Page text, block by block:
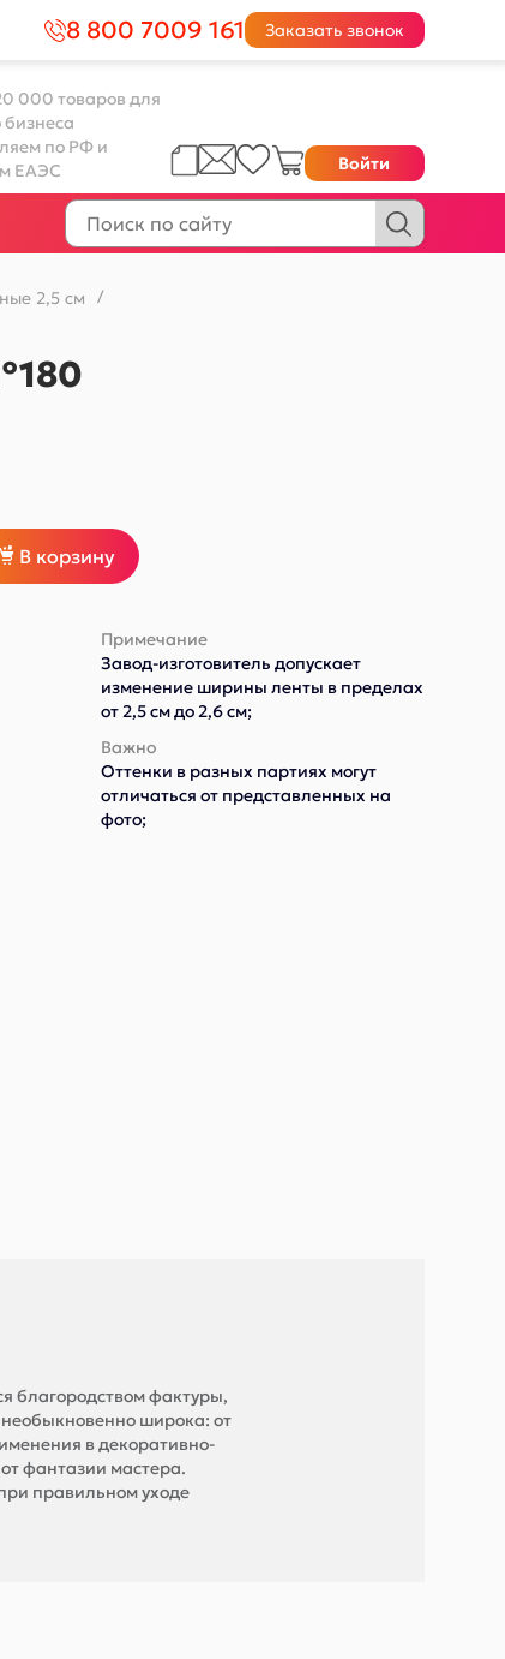
8 800 7009 161 Заказать звонок
000 товаров для
по РФ и
ЕАЭС
Войти
2,5 см
/
В корзину
Примечание
Завод-изготовитель допускает
изменение ширины ленты в пределах
от 2,5 см до 2,6 см;
Важно
Оттенки в разных партиях могут
отличаться от представленных на
фото;
благородством фактуры,
широка: от
в декоративно-
фантазии мастера.
правильном уходе